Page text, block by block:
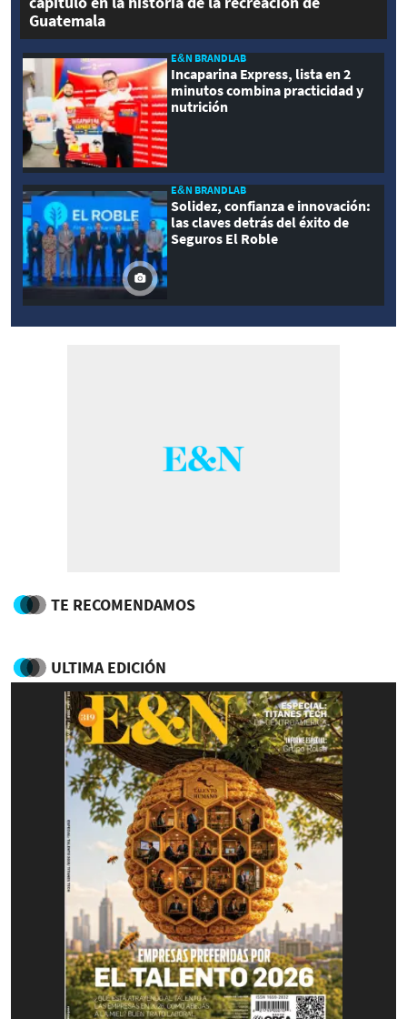
Guatemala
E&N BRANDLAB
Incaparina Express, lista en 2
minutos combina practicidad y
nutrición
E&N BRANDLAB
Solidez, confianza e innovación:
las claves detrás del éxito de
Seguros El Roble
TE RECOMENDAMOS
ULTIMA EDICIÓN